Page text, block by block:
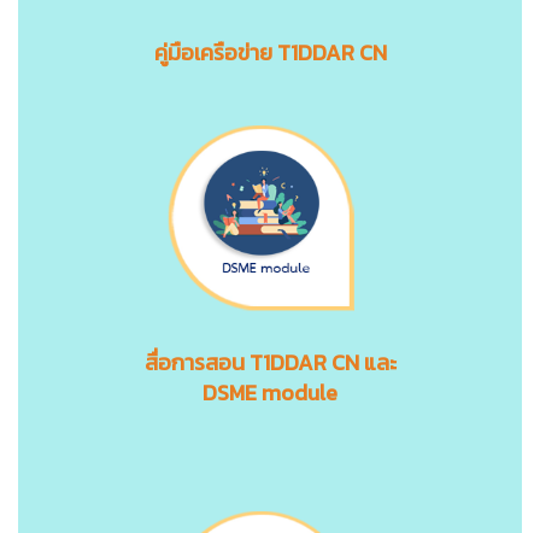
คู่มือเครือข่าย T1DDAR CN
สื่อการสอนT1DDAR CNและ
DSME module